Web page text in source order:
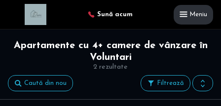
Sună acum Meniu
2 rezultate
Apartamente cu 4+ camere de vânzare în
Voluntari
Filtrează
Caută din nou